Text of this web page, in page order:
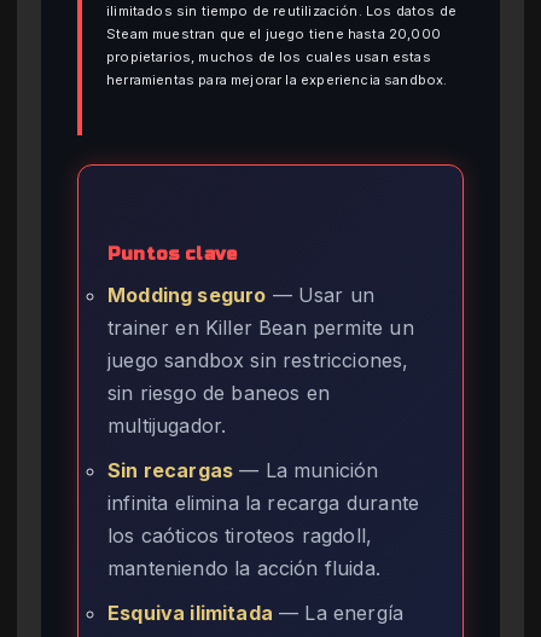
ilimitados sin tiempo de reutilización. Los datos de
Steam muestran que el juego tiene hasta 20,000
propietarios, muchos de los cuales usan estas
herramientas para mejorar la experiencia sandbox.
Puntos clave
Modding seguro — Usar un
trainer en Killer Bean permite un
juego sandbox sin restricciones,
sin riesgo de baneos en
multijugador.
Sin recargas — La munición
infinita elimina la recarga durante
los caóticos tiroteos ragdoll,
manteniendo la acción fluida.
Esquiva ilimitada — La energía